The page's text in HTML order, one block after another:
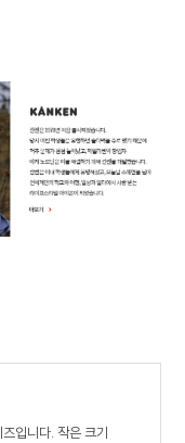
입니다. 작은 크기